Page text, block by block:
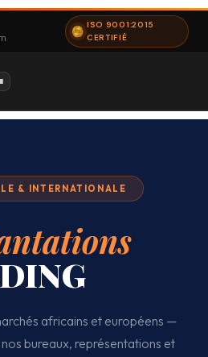
ISO 9001:2015
CERTIFIÉ
& INTERNATIONALE
africains et européens —
bureaux, représentations et